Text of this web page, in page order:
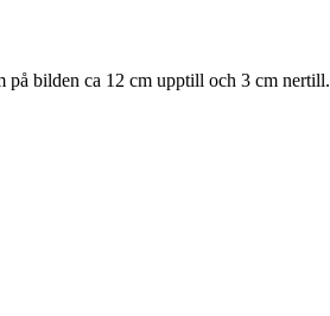
på bilden ca 12 cm upptill och 3 cm nertill.